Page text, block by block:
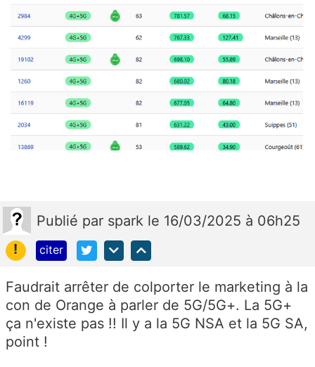
Publié par spark le 16/03/2025 à 06h25
!
citer
Faudrait arrêter de colporter le marketing à la
con de Orange à parler de 5G/5G+. La 5G+
ça n'existe pas !! Il y a la 5G NSA et la 5G SA,
point !